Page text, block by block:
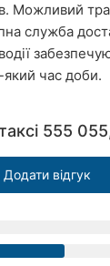
Можливий
служба
який час доби.
555
Додати відгук